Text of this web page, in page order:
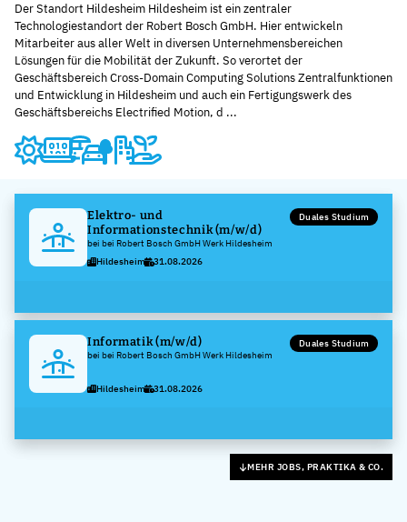
Der Standort Hildesheim Hildesheim ist ein zentraler
Technologiestandort der Robert Bosch GmbH. Hier entwickeln
Mitarbeiter aus aller Welt in diversen Unternehmensbereichen
Lösungen für die Mobilität der Zukunft. So verortet der
Geschäftsbereich Cross-Domain Computing Solutions Zentralfunktionen
und Entwicklung in Hildesheim und auch ein Fertigungswerk des
Geschäftsbereichs Electrified Motion, d ...
Elektro- und
Informationstechnik (m/w/d)
bei bei Robert Bosch GmbH Werk Hildesheim
Duales Studium
Hildesheim 31.08.2026
Informatik (m/w/d)
bei bei Robert Bosch GmbH Werk Hildesheim
Duales Studium
Hildesheim 31.08.2026
MEHR JOBS, PRAKTIKA & CO.